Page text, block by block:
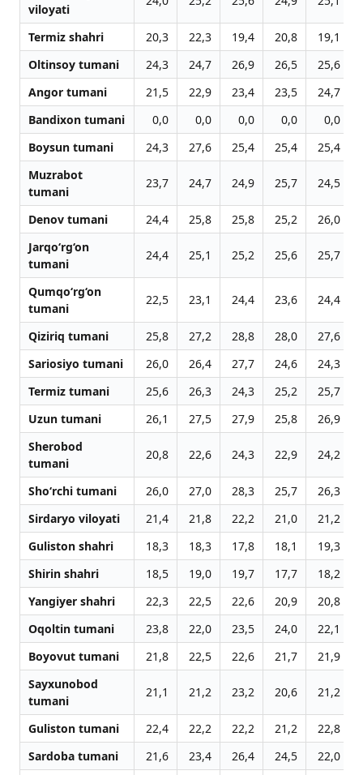
viloyati
Termiz shahri 20,3 22,3 19,4 20,8 19,1
Oltinsoy tumani
24,3 24,7 26,9 26,5 25,6
Angor tumani
21,5 22,9 23,4 23,5 24,7
Bandixon tumani
0,0 0,0 0,0 0,0
0,0
Boysun tumani
24,3 27,6 25,4 25,4 25,4
Muzrabot
tumani
23,7 24,7 24,9 25,7 24,5
Denov tumani 24,4 25,8 25,8 25,2 26,0
Jarqo‘rg‘on
tumani
24,4 25,1 25,2 25,6 25,7
Qumqo‘rg‘on
tumani
22,5 23,1 24,4 23,6 24,4
Qiziriq tumani 25,8 27,2 28,8 28,0 27,6
Sariosiyo tumani
26,0 26,4 27,7 24,6 24,3
Termiz tumani
25,6 26,3 24,3 25,2 25,7
Uzun tumani
26,1 27,5 27,9 25,8 26,9
Sherobod
tumani
20,8 22,6 24,3 22,9 24,2
Sho‘rchi tumani 26,0 27,0 28,3 25,7 26,3
Sirdaryo viloyati
21,4 21,8 22,2 21,0 21,2
Guliston shahri
18,3 18,3 17,8 18,1 19,3
Shirin shahri
18,5 19,0 19,7 17,7 18,2
Yangiyer shahri
22,3 22,5 22,6 20,9 20,8
Oqoltin tumani
23,8 22,0 23,5 24,0 22,1
Boyovut tumani
21,8 22,5 22,6 21,7 21,9
Sayxunobod
tumani
21,1 21,2 23,2 20,6 21,2
Guliston tumani 22,4 22,2 22,2 21,2 22,8
Sardoba tumani
21,6 23,4 26,4 24,5 22,0